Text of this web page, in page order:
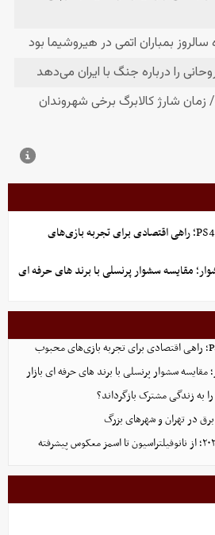
خرید اکانت ظرفیتی PS5 و PS4؛ راهی اقتصادی برای تجربه بازی‌های
مقایسه سشوار پرنسلی با برند های حرفه ای
سشوار پرنسلی با برند های حرفه ای بازار
زندگی مشترک بازگرداند؟
در تهران و شهرهای بزرگ